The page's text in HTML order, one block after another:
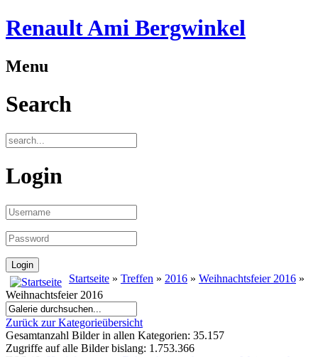
Renault Ami Bergwinkel
Menu
Search
Login
Startseite » Treffen » 2016 » Weihnachtsfeier 2016 »
Weihnachtsfeier 2016
Zurück zur Kategorieübersicht
Gesamtanzahl Bilder in allen Kategorien: 35.157
Zugriffe auf alle Bilder bislang: 1.753.366